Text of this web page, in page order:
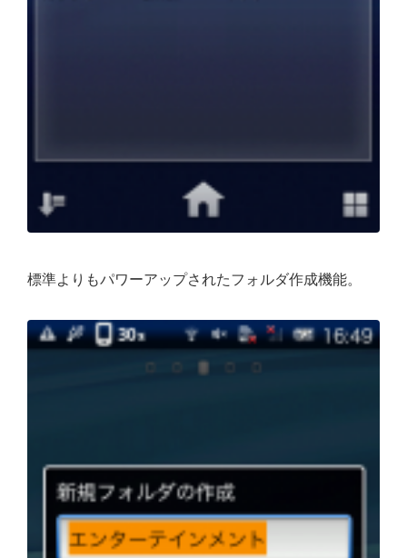
標準よりもパワーアップされたフォルダ作成機能。